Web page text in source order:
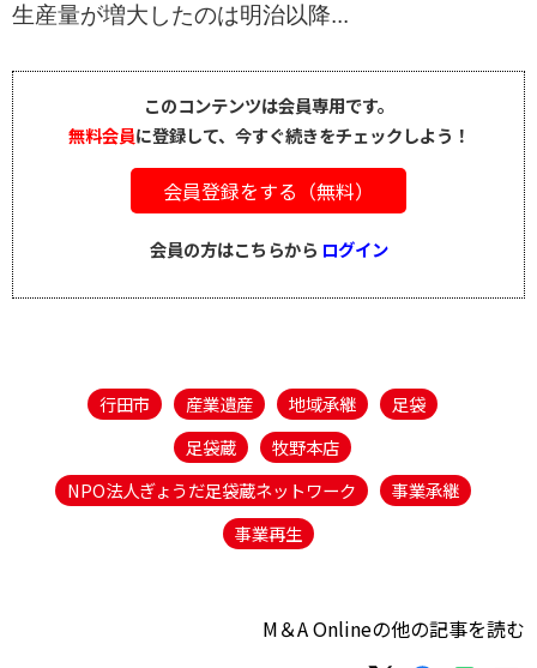
生産量が増大したのは明治以降...
このコンテンツは会員専用です。
無料会員に登録して、今すぐ続きをチェックしよう！
会員登録をする（無料）
会員の方はこちらから ログイン
行田市 産業遺産 地域承継
足袋
足袋蔵
牧野本店
NPO法人ぎょうだ足袋蔵ネットワーク
事業承継
事業再生
M＆A Onlineの他の記事を読む